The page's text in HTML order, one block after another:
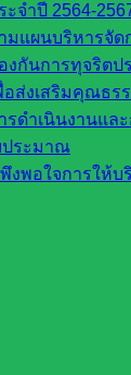
จำปี 2564-
มแผนบริหารจั
งกันการทุจริต
อส่งเสริมคุณธ
ดำเนินงานแล
ประมาณ
งพอใจการให้บ
รัพย์
ฯ
Design By